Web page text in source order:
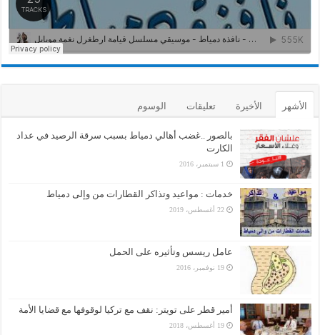
الأشهر الأخيرة تعليقات الوسوم
بالصور ..غضب أهالي دمياط بسبب سرقة الرصيد في عداد
الكارت
1 سبتمبر، 2016
خدمات : مواعيد وتذاكر القطارات من وإلى دمياط
22 أغسطس، 2019
عامل ريسس وتأثيره على الحمل
19 نوفمبر، 2016
أمير قطر على تويتر: نقف مع تركيا لوقوفها مع قضايا الأمة
19 أغسطس، 2018